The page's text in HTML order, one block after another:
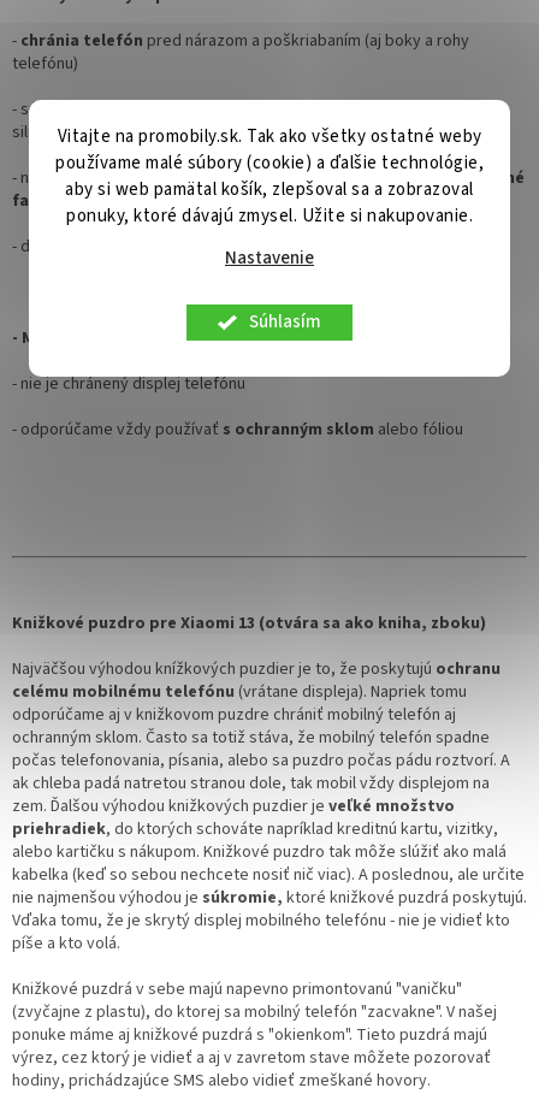
Vitajte na promobily.sk. Tak ako všetky ostatné weby
používame malé súbory (cookie) a ďalšie technológie,
aby si web pamätal košík, zlepšoval sa a zobrazoval
ponuky, ktoré dávajú zmysel. Užite si nakupovanie.
Nastavenie
Súhlasím
- chránia telefón pred nárazom a poškriabaním (aj boky a rohy
telefónu)
- sú z pevnejšieho materiálu,
silikónová puzdrá
- najmä glass kryty sú jedny z najkrajších puzdier na mobil, majú úžasné
farby
a pôsobia luxusným dojmom
- displej nie je zakrytý, stále na neho vidíte
- Mínusy tvrdených puzdier
- nie je chránený displej telefónu
- odporúčame vždy používať s ochranným sklom alebo fóliou
Knižkové puzdro pre Xiaomi 13 (otvára sa ako kniha, zboku)
Najväčšou výhodou knížkových puzdier je to, že poskytujú ochranu
celému mobilnému telefónu (vrátane displeja). Napriek tomu
odporúčame aj v knižkovom puzdre chrániť mobilný telefón aj
ochranným sklom. Často sa totiž stáva, že mobilný telefón spadne
počas telefonovania, písania, alebo sa puzdro počas pádu roztvorí. A
ak chleba padá natretou stranou dole, tak mobil vždy displejom na
zem. Ďalšou výhodou knižkových puzdier je veľké množstvo
priehradiek, do ktorých schováte napríklad kreditnú kartu, vizitky,
alebo kartičku s nákupom. Knižkové puzdro tak môže slúžiť ako malá
kabelka (keď so sebou nechcete nosiť nič viac). A poslednou, ale určite
nie najmenšou výhodou je súkromie, ktoré knižkové puzdrá poskytujú.
Vďaka tomu, že je skrytý displej mobilného telefónu - nie je vidieť kto
píše a kto volá.
Knižkové puzdrá v sebe majú napevno primontovanú "vaničku"
(zvyčajne z plastu), do ktorej sa mobilný telefón "zacvakne". V našej
ponuke máme aj knižkové puzdrá s "okienkom". Tieto puzdrá majú
výrez, cez ktorý je vidieť a aj v zavretom stave môžete pozorovať
hodiny, prichádzajúce SMS alebo vidieť zmeškané hovory.